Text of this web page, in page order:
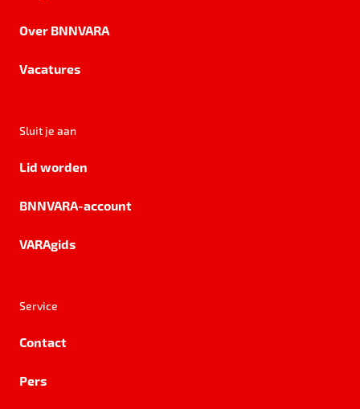
Over BNNVARA
Vacatures
Sluit je aan
Lid worden
BNNVARA-account
VARAgids
Service
Contact
Pers